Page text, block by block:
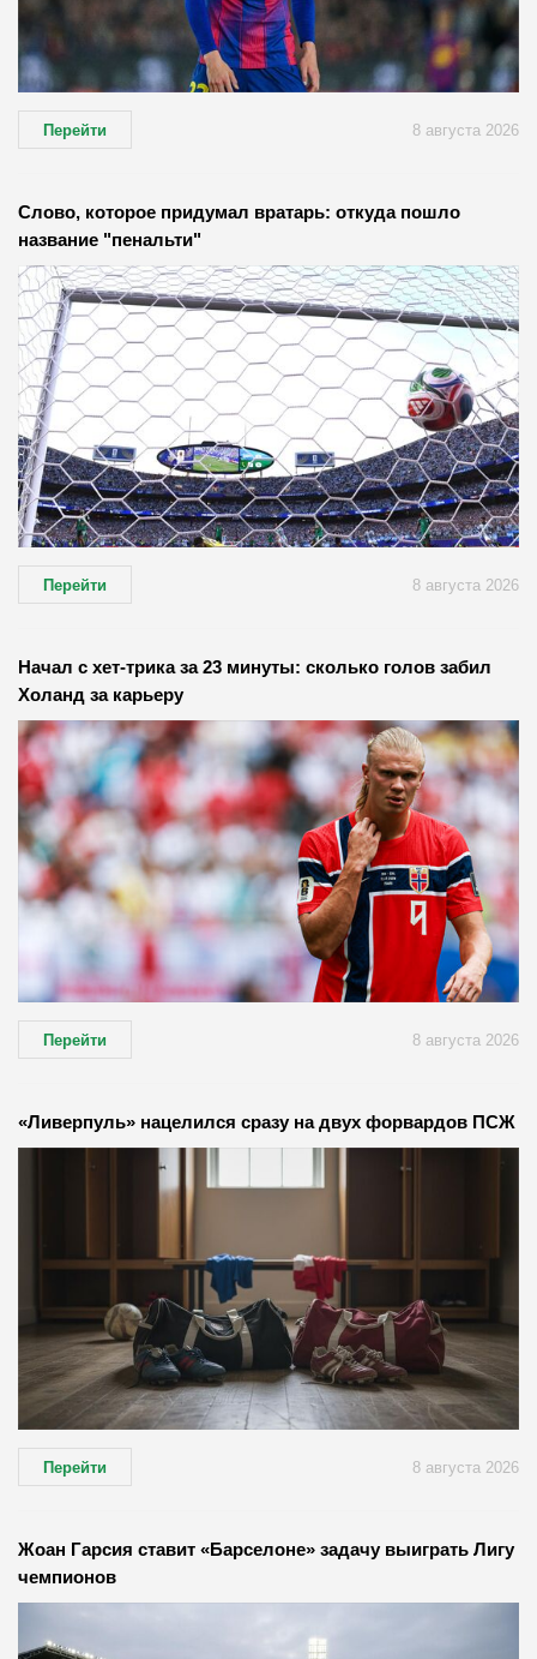
Перейти 8 августа 2026
Слово, которое придумал вратарь: откуда пошло
название "пенальти"
Перейти 8 августа 2026
Начал с хет-трика за 23 минуты: сколько голов забил
Холанд за карьеру
Перейти 8 августа 2026
«Ливерпуль» нацелился сразу на двух форвардов ПСЖ
Перейти 8 августа 2026
Жоан Гарсия ставит «Барселоне» задачу выиграть Лигу
чемпионов